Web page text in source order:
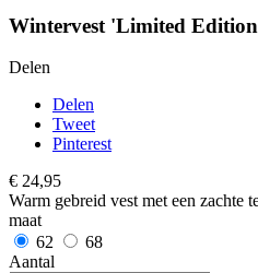
Wintervest 'Limited
Delen
Delen
Tweet
Pinterest
€ 24,95
Warm gebreid vest met een zachte
maat
62
68
Aantal